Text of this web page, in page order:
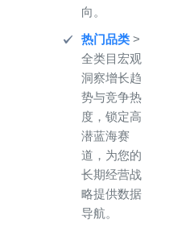
向。
热门品类 >
全类目宏观
洞察增长趋
势与竞争热
度，锁定高
潜蓝海赛
道，为您的
长期经营战
略提供数据
导航。